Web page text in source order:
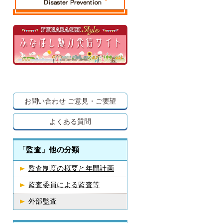
お問い合わせ ご意見・ご要望
よくある質問
「監査」他の分類
監査制度の概要と年間計画
監査委員による監査等
外部監査